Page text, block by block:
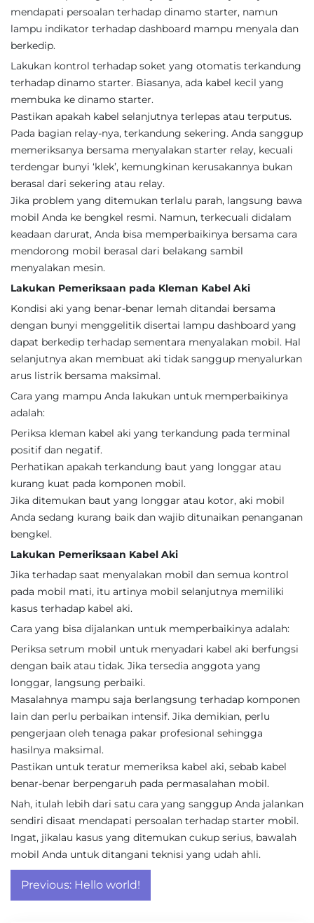
mendapati persoalan terhadap dinamo starter, namun
lampu indikator terhadap dashboard mampu menyala dan
berkedip.
Lakukan kontrol terhadap soket yang otomatis terkandung
terhadap dinamo starter. Biasanya, ada kabel kecil yang
membuka ke dinamo starter.
Pastikan apakah kabel selanjutnya terlepas atau terputus.
Pada bagian relay-nya, terkandung sekering. Anda sanggup
memeriksanya bersama menyalakan starter relay, kecuali
terdengar bunyi ‘klek’, kemungkinan kerusakannya bukan
berasal dari sekering atau relay.
Jika problem yang ditemukan terlalu parah, langsung bawa
mobil Anda ke bengkel resmi. Namun, terkecuali didalam
keadaan darurat, Anda bisa memperbaikinya bersama cara
mendorong mobil berasal dari belakang sambil
menyalakan mesin.
Lakukan Pemeriksaan pada Kleman Kabel Aki
Kondisi aki yang benar-benar lemah ditandai bersama
dengan bunyi menggelitik disertai lampu dashboard yang
dapat berkedip terhadap sementara menyalakan mobil. Hal
selanjutnya akan membuat aki tidak sanggup menyalurkan
arus listrik bersama maksimal.
Cara yang mampu Anda lakukan untuk memperbaikinya
adalah:
Periksa kleman kabel aki yang terkandung pada terminal
positif dan negatif.
Perhatikan apakah terkandung baut yang longgar atau
kurang kuat pada komponen mobil.
Jika ditemukan baut yang longgar atau kotor, aki mobil
Anda sedang kurang baik dan wajib ditunaikan penanganan
bengkel.
Lakukan Pemeriksaan Kabel Aki
Jika terhadap saat menyalakan mobil dan semua kontrol
pada mobil mati, itu artinya mobil selanjutnya memiliki
kasus terhadap kabel aki.
Cara yang bisa dijalankan untuk memperbaikinya adalah:
Periksa setrum mobil untuk menyadari kabel aki berfungsi
dengan baik atau tidak. Jika tersedia anggota yang
longgar, langsung perbaiki.
Masalahnya mampu saja berlangsung terhadap komponen
lain dan perlu perbaikan intensif. Jika demikian, perlu
pengerjaan oleh tenaga pakar profesional sehingga
hasilnya maksimal.
Pastikan untuk teratur memeriksa kabel aki, sebab kabel
benar-benar berpengaruh pada permasalahan mobil.
Nah, itulah lebih dari satu cara yang sanggup Anda jalankan
sendiri disaat mendapati persoalan terhadap starter mobil.
Ingat, jikalau kasus yang ditemukan cukup serius, bawalah
mobil Anda untuk ditangani teknisi yang udah ahli.
Post
navigation
Previous: Hello world!